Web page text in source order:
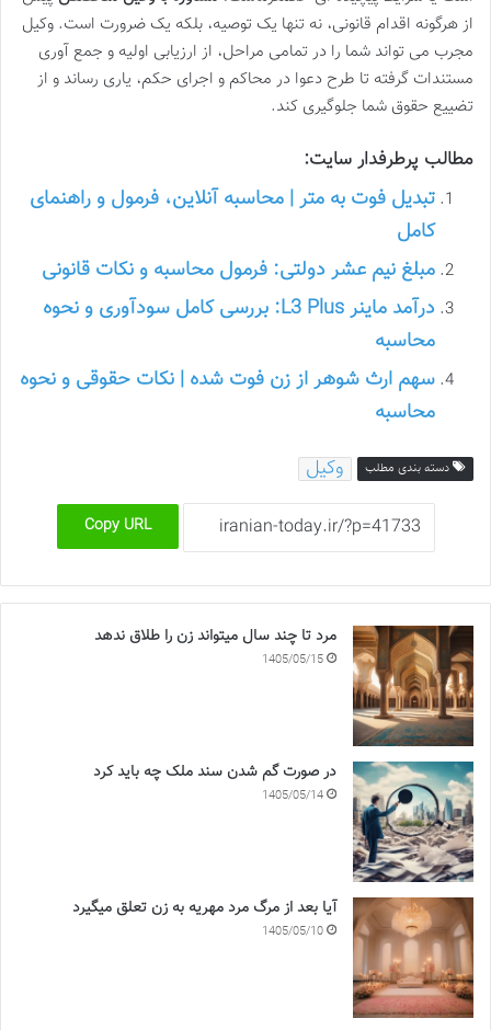
از هرگونه اقدام قانونی، نه تنها یک توصیه، بلکه یک ضرورت است. وکیل
مجرب می تواند شما را در تمامی مراحل، از ارزیابی اولیه و جمع آوری
مستندات گرفته تا طرح دعوا در محاکم و اجرای حکم، یاری رساند و از
تضییع حقوق شما جلوگیری کند.
مطالب پرطرفدار سایت:
تبدیل فوت به متر | محاسبه آنلاین، فرمول و راهنمای
کامل
مبلغ نیم عشر دولتی: فرمول محاسبه و نکات قانونی
درآمد ماینر L3 Plus: بررسی کامل سودآوری و نحوه
محاسبه
سهم ارث شوهر از زن فوت شده | نکات حقوقی و نحوه
محاسبه
دسته بندی مطلب وکیل
Copy URL
مرد تا چند سال میتواند زن را طلاق ندهد
1405/05/15
در صورت گم شدن سند ملک چه باید کرد
1405/05/14
آیا بعد از مرگ مرد مهریه به زن تعلق میگیرد
1405/05/10